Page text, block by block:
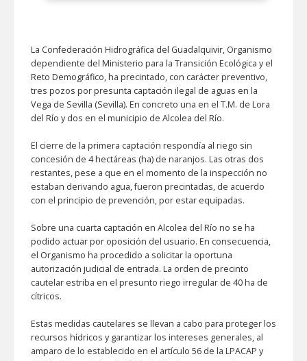
La Confederación Hidrográfica del Guadalquivir, Organismo
dependiente del Ministerio para la Transición Ecológica y el
Reto Demográfico, ha precintado, con carácter preventivo,
tres pozos por presunta captación ilegal de aguas en la
Vega de Sevilla (Sevilla). En concreto una en el T.M. de Lora
del Río y dos en el municipio de Alcolea del Río.
El cierre de la primera captación respondía al riego sin
concesión de 4 hectáreas (ha) de naranjos. Las otras dos
restantes, pese a que en el momento de la inspección no
estaban derivando agua, fueron precintadas, de acuerdo
con el principio de prevención, por estar equipadas.
Sobre una cuarta captación en Alcolea del Río no se ha
podido actuar por oposición del usuario. En consecuencia,
el Organismo ha procedido a solicitar la oportuna
autorización judicial de entrada. La orden de precinto
cautelar estriba en el presunto riego irregular de 40 ha de
cítricos.
Estas medidas cautelares se llevan a cabo para proteger los
recursos hídricos y garantizar los intereses generales, al
amparo de lo establecido en el artículo 56 de la LPACAP y